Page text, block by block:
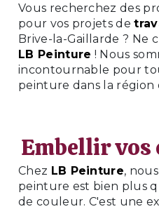
Vous recherchez des
pour vos projets de
Brive-la-Gaillarde ? Ne
LB Peinture ! Nous
incontournable pour
peinture dans la région
Embellir vos
Chez LB Peinture,
peinture est bien plus
de couleur. C'est une